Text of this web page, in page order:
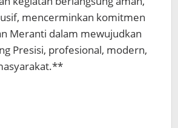
mencerminkan komitmen
Meranti dalam mewujudkan
Presisi, profesional, modern,